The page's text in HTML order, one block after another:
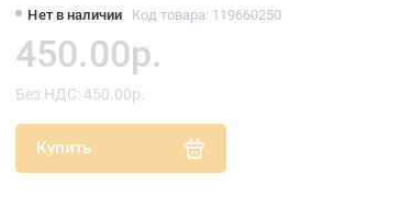
Нет в наличии Код товара: 119660250
450.00р.
Без НДС: 450.00р.
Купить